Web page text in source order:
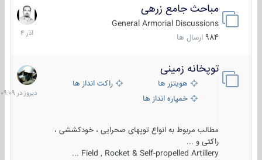
مباحث جامع زرهی
General Armorial Discussions
984 ارسال ها
7
آذر
1404
توپخانه زمینی
هویتزر ها
راکت انداز ها
خمپاره انداز ها
مطالب مربوط به انواع توپهای صحرایی ، خودکششی ،
راکتی و ...
Field , Rocket & Self-propelled Artillery ...
دیروز
در
09:09